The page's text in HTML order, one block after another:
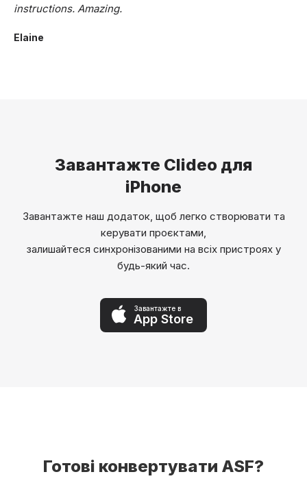
instructions. Amazing.
Elaine
Завантажте Clideo для
iPhone
Завантажте наш додаток, щоб легко створювати та
керувати проєктами,
залишайтеся синхронізованими на всіх пристроях у
будь-який час.
Завантажте в
App Store
Готові конвертувати ASF?